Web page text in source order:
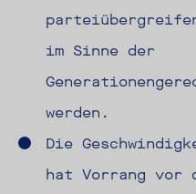
im Sinne der
werden.
Die
hat Vorrang vor